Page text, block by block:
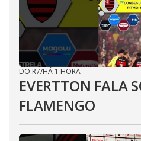
DO R7/HÁ 1 HORA
EVERTTON FALA
FLAMENGO